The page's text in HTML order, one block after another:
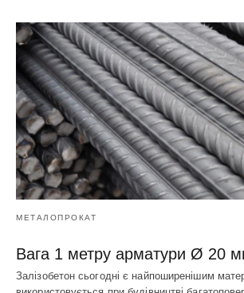
МЕТАЛОПРОКАТ
Вага 1 метру арматури Ø 20
Залізобетон сьогодні є найпоширенішим